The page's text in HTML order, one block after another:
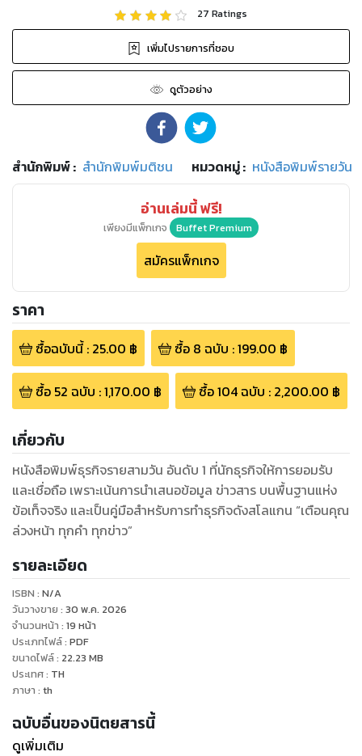
27 Ratings
เพิ่มไปรายการที่ชอบ
ดูตัวอย่าง
สำนักพิมพ์: สำนักพิมพ์มติชน หมวดหมู่: หนังสือพิมพ์รายวัน
อ่านเล่มนี้ ฟรี!
เพียงมีแพ็กเกจ Buffet Premium
สมัครแพ็กเกจ
ราคา
ซื้อฉบับนี้: 25.00 ฿ ซื้อ 8 ฉบับ :199.00 ฿
ซื้อ 52 ฉบับ :1,170.00 ฿ ซื้อ104ฉบับ : 2,200.00 ฿
เกี่ยวกับ
หนังสือพิมพ์ธุรกิจรายสามวัน อันดับ 1 ที่นักธุรกิจให้การยอมรับ
และเชื่อถือ เพราะเน้นการนำเสนอข้อมูล ข่าวสาร บนพื้นฐานแห่ง
ข้อเท็จจริง และเป็นคู่มือสำหรับการทำธุรกิจดังสโลแกน “เตือนคุณ
ล่วงหน้า ทุกคำ ทุกข่าว”
รายละเอียด
ISBN : N/A
วันวางขาย : 30 พ.ค. 2026
จำนวนหน้า : 19 หน้า
ประเภทไฟล์: PDF
ขนาดไฟล์: 22.23 MB
ประเทศ: TH
ภาษา : th
ฉบับอื่นของนิตยสารนี้
ดูเพิ่มเติม